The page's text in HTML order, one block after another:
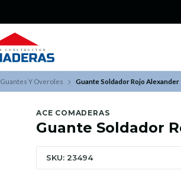
Guantes Y Overoles Guante Soldador Rojo Alexander
ACE COMADERAS
Guante Soldador
SKU: 23494